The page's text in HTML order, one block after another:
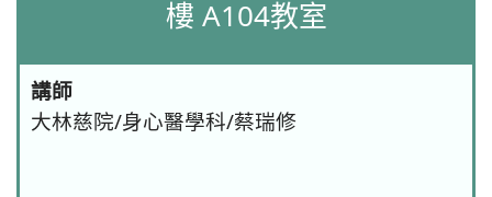
樓 A104教室
講師
大林慈院/身心醫學科/蔡瑞修